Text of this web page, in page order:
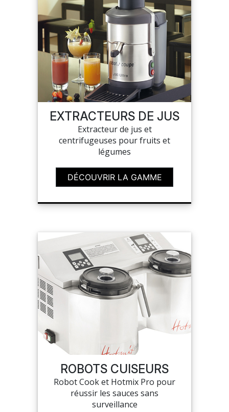
EXTRACTEURS DE JUS
Extracteur de jus et
centrifugeuses pour fruits et
légumes
DÉCOUVRIR LA GAMME
ROBOTS CUISEURS
Robot Cook et Hotmix Pro pour
réussir les sauces sans
surveillance